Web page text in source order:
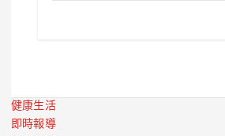
健康生活
即時報導